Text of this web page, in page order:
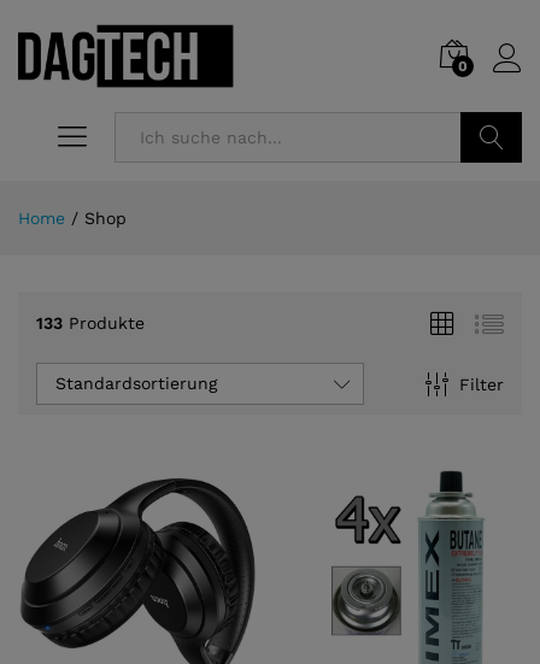
0
Home / Shop
133 Produkte
Filter
Standardsortierung